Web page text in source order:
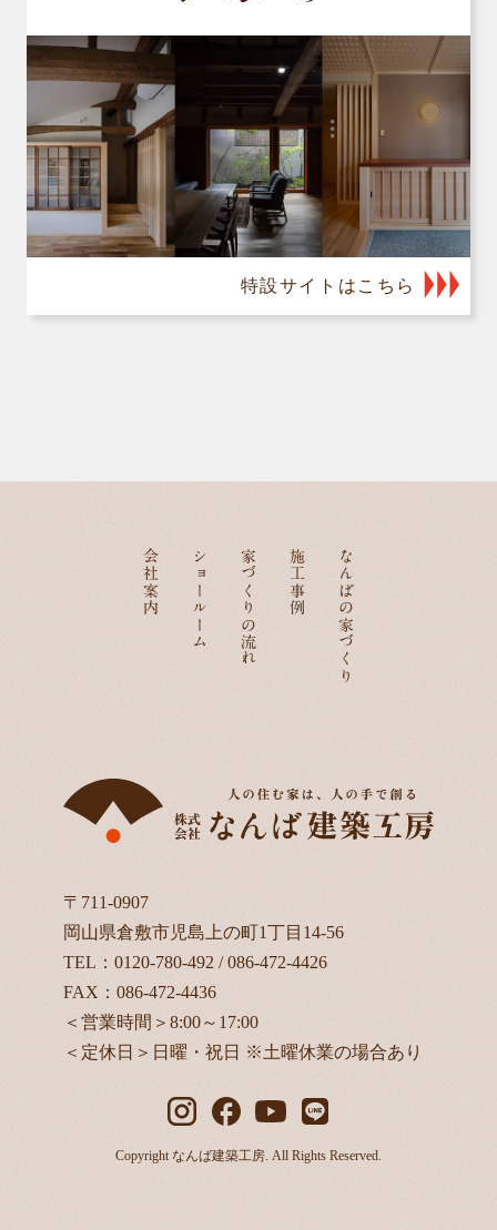
特設サイトはこちら
なんばの家づくり
施工事例
家づくりの流れ
ショールーム
会社案内
〒711-0907
岡山県倉敷市児島上の町1丁目14-56
TEL： 0120-780-492 /086-472-4426
FAX：086-472-4436
＜営業時間＞8:00～17:00
＜定休日＞日曜・祝日 ※土曜休業の場合あり
Copyright なんば建築工房. All Rights Reserved.